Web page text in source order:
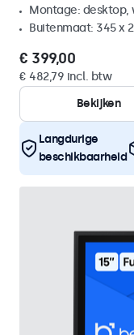
Montage: desktop,
Buitenmaat: 345 x
€ 399,00
€ 482,79 incl. btw
Bekijken
Langdurige
beschikbaarheid